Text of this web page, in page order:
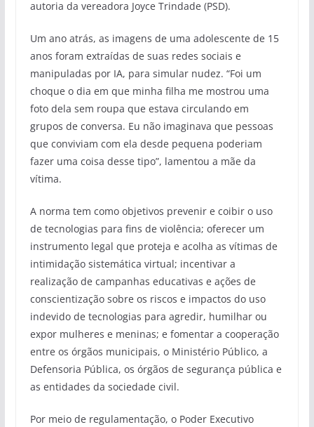
autoria da vereadora Joyce Trindade (PSD).
Um ano atrás, as imagens de uma adolescente de 15
anos foram extraídas de suas redes sociais e
manipuladas por IA, para simular nudez. “Foi um
choque o dia em que minha filha me mostrou uma
foto dela sem roupa que estava circulando em
grupos de conversa. Eu não imaginava que pessoas
que conviviam com ela desde pequena poderiam
fazer uma coisa desse tipo”, lamentou a mãe da
vítima.
A norma tem como objetivos prevenir e coibir o uso
de tecnologias para fins de violência; oferecer um
instrumento legal que proteja e acolha as vítimas de
intimidação sistemática virtual; incentivar a
realização de campanhas educativas e ações de
conscientização sobre os riscos e impactos do uso
indevido de tecnologias para agredir, humilhar ou
expor mulheres e meninas; e fomentar a cooperação
entre os órgãos municipais, o Ministério Público, a
Defensoria Pública, os órgãos de segurança pública e
as entidades da sociedade civil.
Por meio de regulamentação, o Poder Executivo